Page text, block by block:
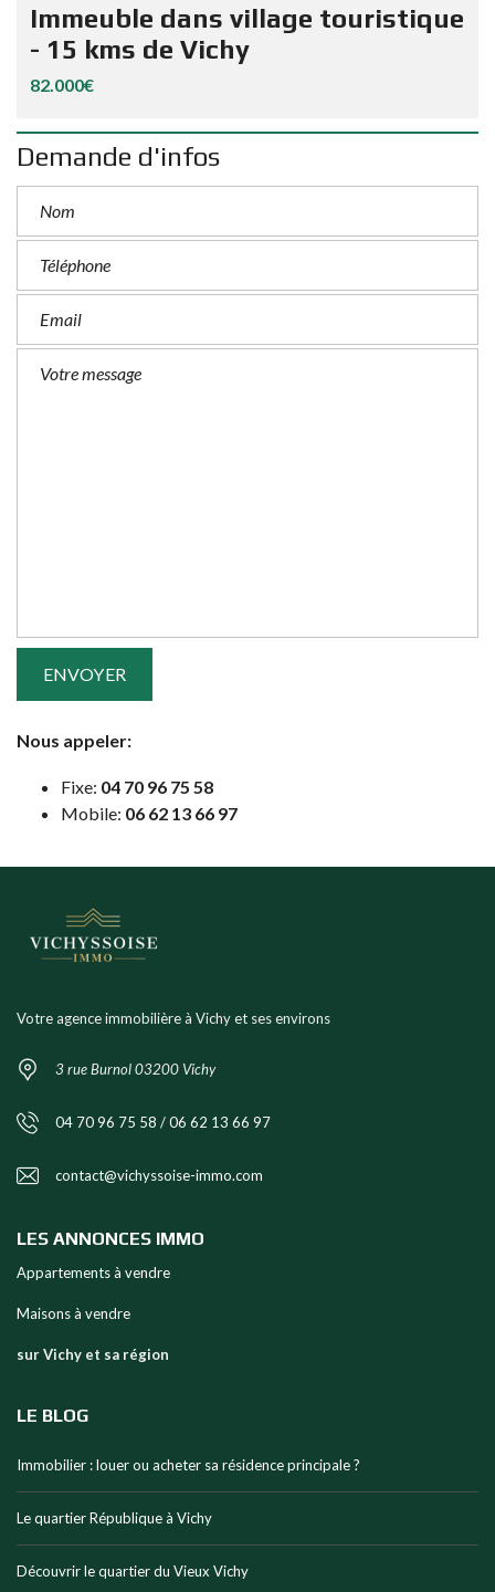
Immeuble dans village touristique
- 15 kms de Vichy
82.000€
Demande d'infos
Nous appeler:
Fixe: 04 70 96 75 58
Mobile: 06 62 13 66 97
Votre agence immobilière à Vichy et ses environs
3 rue Burnol 03200 Vichy
04 70 96 75 58 / 06 62 13 66 97
contact@vichyssoise-immo.com
LES ANNONCES IMMO
Appartements à vendre
Maisons à vendre
sur Vichy et sa région
LE BLOG
Immobilier : louer ou acheter sa résidence principale ?
Le quartier République à Vichy
Découvrir le quartier du Vieux Vichy